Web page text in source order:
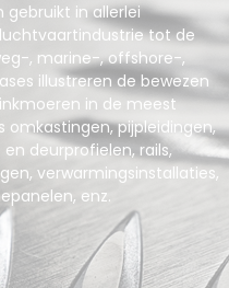
gebruikt in allerlei
tot de
, marine-, offshore-,
illustreren de bewezen
in de meest
omkastingen, pijpleidingen,
deurprofielen, rails,
verwarmingsinstallaties,
enz.